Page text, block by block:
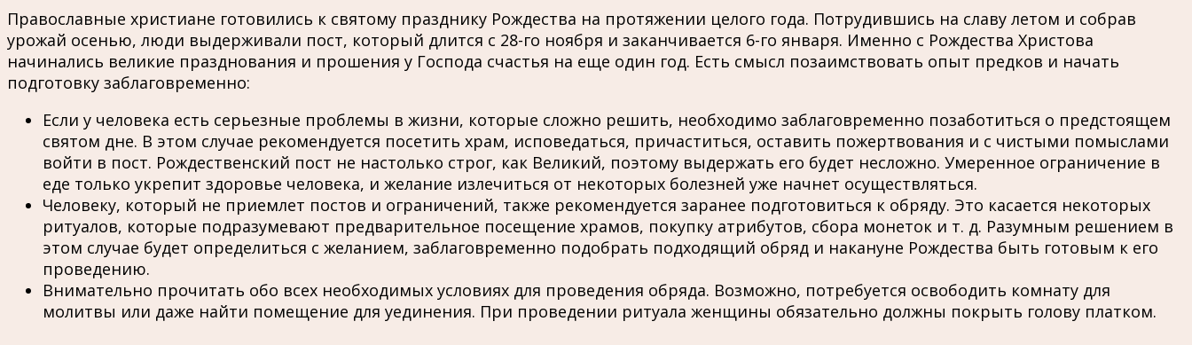
Православные христиане готовились к святому празднику Рождества на протяжении целого года. Потрудившись на славу летом и собрав
урожай осенью, люди выдерживали пост, который длится с 28-го ноября и заканчивается 6-го января. Именно с Рождества Христова
начинались великие празднования и прошения у Господа счастья на еще один год. Есть смысл позаимствовать опыт предков и начать
подготовку заблаговременно:
Если у человека есть серьезные проблемы в жизни, которые сложно решить, необходимо заблаговременно позаботиться о предстоящем
святом дне. В этом случае рекомендуется посетить храм, исповедаться, причаститься, оставить пожертвования и с чистыми помыслами
войти в пост. Рождественский пост не настолько строг, как Великий, поэтому выдержать его будет несложно. Умеренное ограничение в
еде только укрепит здоровье человека, и желание излечиться от некоторых болезней уже начнет осуществляться.
Человеку, который не приемлет постов и ограничений, также рекомендуется заранее подготовиться к обряду. Это касается некоторых
ритуалов, которые подразумевают предварительное посещение храмов, покупку атрибутов, сбора монеток и т. д. Разумным решением в
этом случае будет определиться с желанием, заблаговременно подобрать подходящий обряд и накануне Рождества быть готовым к его
проведению.
Внимательно прочитать обо всех необходимых условиях для проведения обряда. Возможно, потребуется освободить комнату для
молитвы или даже найти помещение для уединения. При проведении ритуала женщины обязательно должны покрыть голову платком.